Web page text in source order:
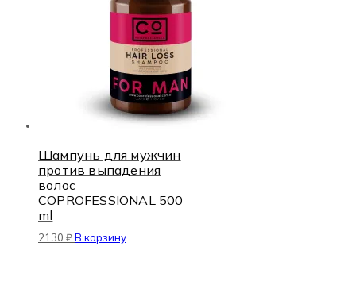
Шампунь для мужчин
против выпадения
волос
COPROFESSIONAL 500
ml
2130 ₽В корзину